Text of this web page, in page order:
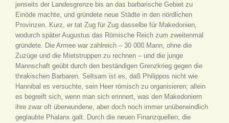
jenseits der Landesgrenze bis an das barbarische Gebiet zu
Einöde machte, und gründete neue Städte in den nördlichen
Provinzen. Kurz, er tat Zug für Zug dasselbe für Makedonien,
wodurch später Augustus das Römische Reich zum zweitenmal
gründete. Die Armee war zahlreich – 30 000 Mann, ohne die
Zuzüge und die Mietstruppen zu rechnen – und die junge
Mannschaft geübt durch den beständigen Grenzkrieg gegen die
thrakischen Barbaren. Seltsam ist es, daß Philippos nicht wie
Hannibal es versuchte, sein Heer römisch zu organisieren; allein
es begreift sich, wenn man sich erinnert, was den Makedoniern
ihre zwar oft überwundene, aber doch noch immer unüberwindlich
geglaubte Phalanx galt. Durch die neuen Finanzquellen, die